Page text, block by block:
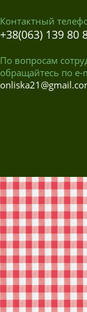
Контактный
+38(063) 139 80
По вопросам
обращайтесь по e-